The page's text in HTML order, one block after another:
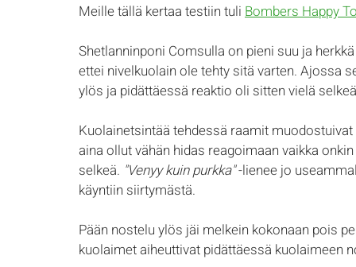
Meille tällä kertaa testiin tuli Bombers Happy
Shetlanninponi Comsulla on pieni suu ja
ettei nivelkuolain ole tehty sitä varten. Ajossa
ylös ja pidättäessä reaktio oli sitten vielä
Kuolainetsintää tehdessä raamit
aina ollut vähän hidas reagoimaan vaikka
selkeä. "Venyy kuin purkka" -lienee jo
käyntiin siirtymästä.
Pään nostelu ylös jäi melkein kokonaan pois
kuolaimet aiheuttivat pidättäessä kuolaimeen